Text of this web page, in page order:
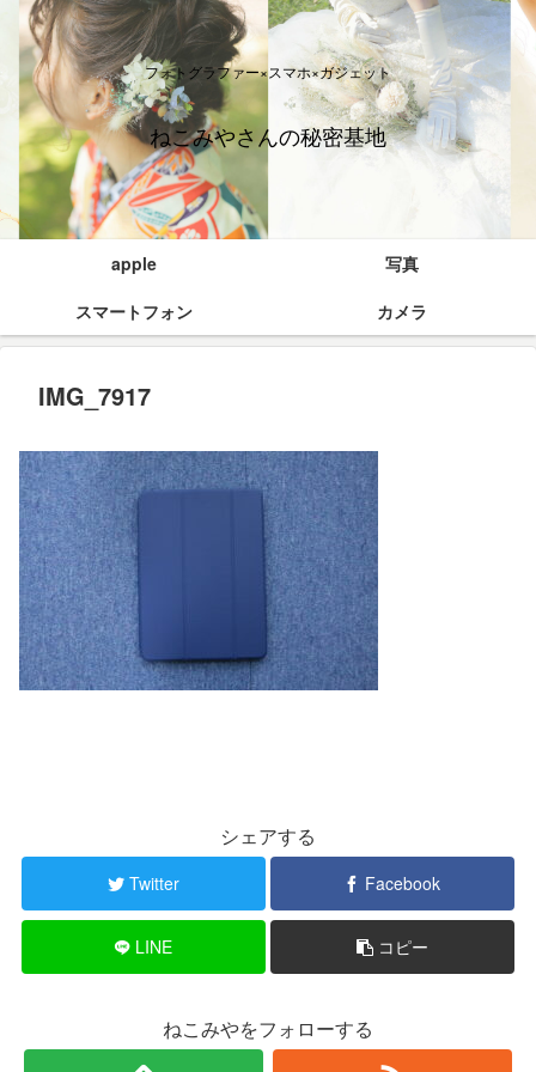
フォトグラファー×スマホ×ガジェット
ねこみやさんの秘密基地
apple
写真
スマートフォン
カメラ
IMG_7917
シェアする
Twitter Facebook
LINE コピー
ねこみやをフォローする